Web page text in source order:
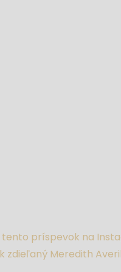
tento príspevok na
zdieľaný Meredith